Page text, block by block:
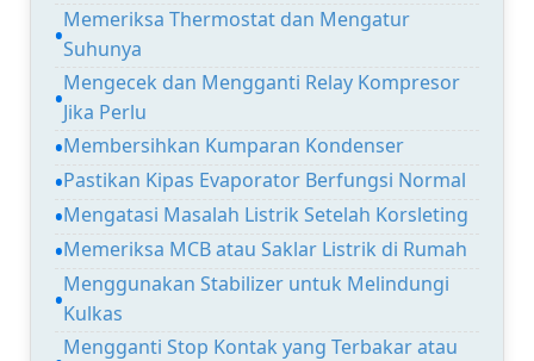
Memeriksa Thermostat dan Mengatur
Suhunya
Mengecek dan Mengganti Relay Kompresor
Jika Perlu
Membersihkan Kumparan Kondenser
Pastikan Kipas Evaporator Berfungsi Normal
Mengatasi Masalah Listrik Setelah Korsleting
Memeriksa MCB atau Saklar Listrik di Rumah
Menggunakan Stabilizer untuk Melindungi
Kulkas
Mengganti Stop Kontak yang Terbakar atau